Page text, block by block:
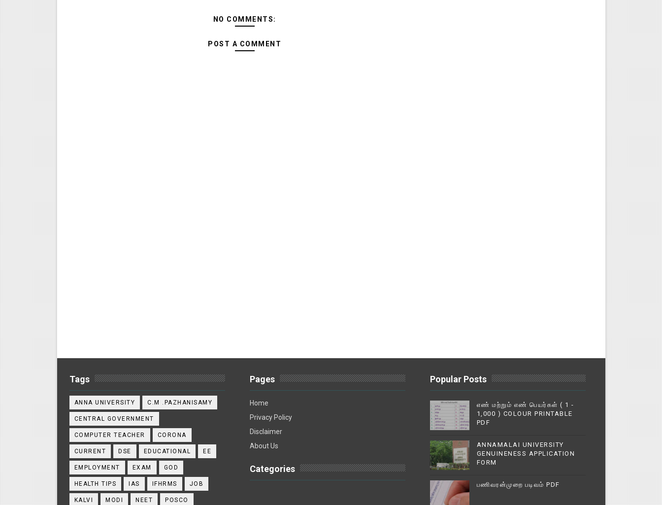
NO COMMENTS:
POST A COMMENT
Tags
ANNA UNIVERSITY C.M .PAZHANISAMY
CENTRAL GOVERNMENT
COMPUTER TEACHER CORONA
CURRENT DSE EDUCATIONAL EE
EMPLOYMENT EXAM GOD
HEALTH TIPS IAS IFHRMS JOB
KALVI MODI NEET POSCO
Pages
Home
Privacy Policy
Disclaimer
About Us
Categories
Popular Posts
எண் மற்றும் எண் பெயர்கள் ( 1 -
1,000 ) COLOUR PRINTABLE
PDF
ANNAMALAI UNIVERSITY
GENUINENESS APPLICATION
FORM
பணிவரன்முறை படிவம் PDF